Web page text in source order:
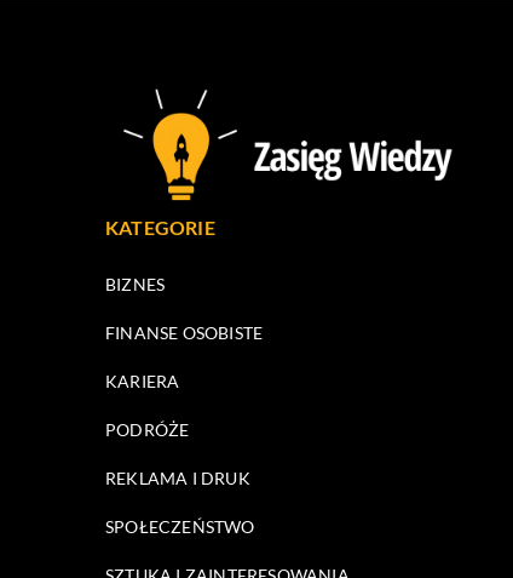
KATEGORIE
BIZNES
FINANSE OSOBISTE
KARIERA
PODRÓŻE
REKLAMA I DRUK
SPOŁECZEŃSTWO